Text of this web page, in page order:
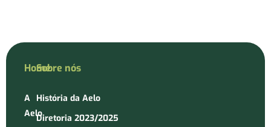
Home
A
Aelo
Sobre nós
História da Aelo
Diretoria 2023/2025